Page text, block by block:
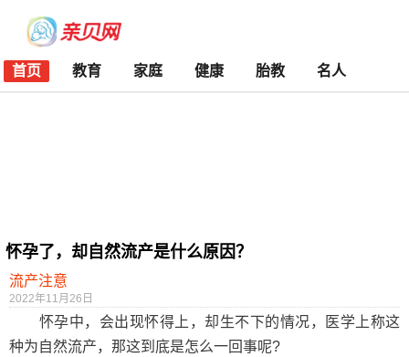
首页 教育 家庭 健康 胎教 名人
怀孕了，却自然流产是什么原因？
流产注意
2022年11月26日
怀孕中，会出现怀得上，却生不下的情况，医学上称这
种为自然流产，那这到底是怎么一回事呢?